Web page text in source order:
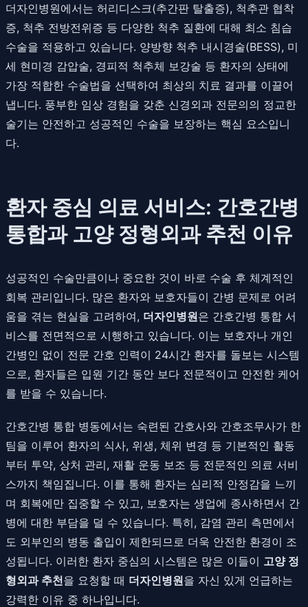
더자인병원에서는 허리디스크(추간판 탈출증), 척추관 협착
증, 척추 전방전위증 등 다양한 척추 질환에 대해 최소 침습
수술을 적용하고 있습니다. 양방향 척추 내시경술(BESS), 미
세 현미경 감압술, 경피적 척추체 보강술 등 환자의 상태에
가장 적합한 수술법을 선택하여 최상의 치료 결과를 이끌어
냅니다. 풍부한 임상 경험을 갖춘 신경외과 전문의의 정교한
술기는 안전하고 성공적인 수술을 보장하는 핵심 요소입니
다.
환자 중심 의료 서비스: 간호간병
통합과 고양 정형외과 추천 이유
성공적인 수술만큼이나 중요한 것이 바로 수술 후 체계적인
회복 관리입니다. 많은 환자와 보호자들이 간병 문제로 어려
움을 겪는 현실을 고려하여, 더자인병원은 간호간병 통합 서
비스를 전면적으로 시행하고 있습니다. 이는 보호자나 개인
간병인 없이 전문 간호 인력이 24시간 환자를 돌보는 시스템
으로, 환자들은 입원 기간 동안 보다 전문적이고 안전한 케어
를 받을 수 있습니다.
간호간병 통합 병동에서는 숙련된 간호사와 간호조무사가 한
팀을 이루어 환자의 식사, 위생, 체위 변경 등 기본적인 활동
부터 투약, 상처 관리, 재활 운동 보조 등 전문적인 의료 서비
스까지 책임집니다. 이를 통해 환자는 심리적 안정감을 느끼
며 회복에만 집중할 수 있고, 보호자는 생업에 종사하면서 간
병에 대한 부담을 덜 수 있습니다. 특히, 감염 관리 측면에서
도 외부인의 병동 출입이 제한되므로 더욱 안전한 환경이 조
성됩니다. 이러한 환자 중심의 시스템은 많은 이들이 고양 정
형외과 추천을 요청할 때 더자인병원을 자신 있게 언급하는
강력한 이유 중 하나입니다.